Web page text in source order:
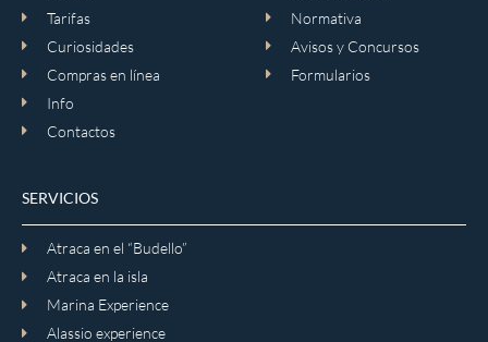
Tarifas
Curiosidades
Compras en línea
Info
Contactos
Normativa
Avisos y Concursos
Formularios
SERVICIOS
Atraca en el “Budello”
Atraca en la isla
Marina Experience
Alassio experience